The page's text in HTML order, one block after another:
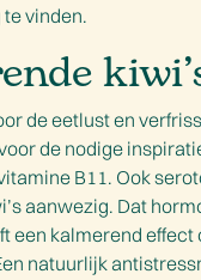
vinden.
de eetlust en
de nodige
B11. Ook
aanwezig. Dat
een kalmerend effect
natuurlijk